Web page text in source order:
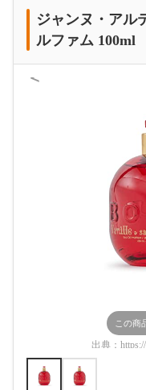
ジャンヌ・アル
ルファム 100ml
＜
この商
出典：